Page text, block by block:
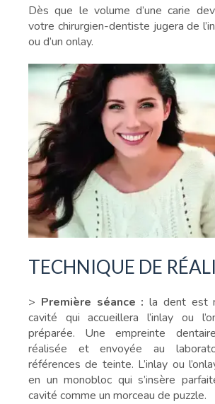
Dès que le volume d’une carie
votre chirurgien-dentiste jugera de
ou d’un onlay.
TECHNIQUE DE
> Première séance : la dent est
cavité qui accueillera l’inlay ou
préparée. Une empreinte
réalisée et envoyée au
références de teinte. L’inlay ou
en un monobloc qui s’insère
cavité comme un morceau de puzzle.